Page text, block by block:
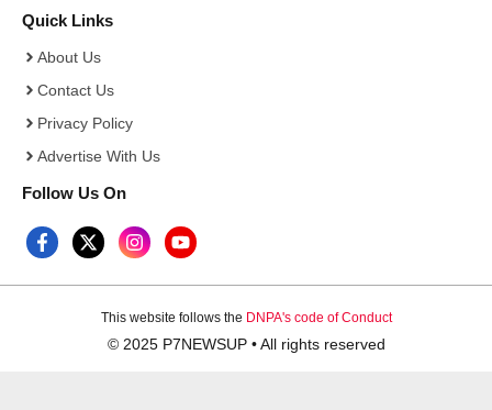
Quick Links
About Us
Contact Us
Privacy Policy
Advertise With Us
Follow Us On
This website follows the DNPA's code of Conduct
© 2025 P7NEWSUP • All rights reserved